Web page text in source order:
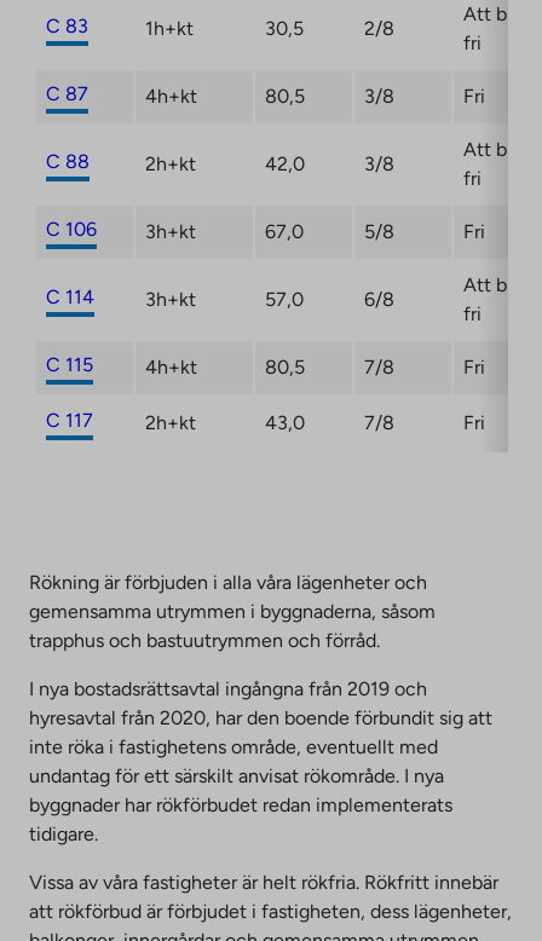
C 83 1h+kt 30,5 2/8
Att bli
fri
C 87 4h+kt 80,5 3/8 Fri
C 88 2h+kt 42,0 3/8
Att bli
fri
C 106 3h+kt 67,0 5/8 Fri
C 114 3h+kt 57,0 6/8
Att bli
fri
C 115 4h+kt 80,5 7/8 Fri
C 117 2h+kt 43,0 7/8 Fri
Rökning är förbjuden i alla våra lägenheter och
gemensamma utrymmen i byggnaderna, såsom
trapphus och bastuutrymmen och förråd.
I nya bostadsrättsavtal ingångna från 2019 och
hyresavtal från 2020, har den boende förbundit sig att
inte röka i fastighetens område, eventuellt med
undantag för ett särskilt anvisat rökområde. I nya
byggnader har rökförbudet redan implementerats
tidigare.
Vissa av våra fastigheter är helt rökfria. Rökfritt innebär
att rökförbud är förbjudet i fastigheten, dess lägenheter,